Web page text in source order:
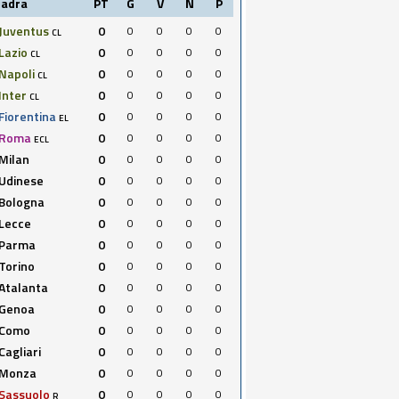
Juventus CL 0 0 0 0
0
Lazio CL 0 0 0 0
0
Napoli CL 0 0 0 0
0
Inter CL 0 0 0 0
0
Fiorentina EL 0 0 0 0
0
Roma ECL 0 0 0 0
0
Milan 0 0 0 0
0
Udinese 0 0 0 0
0
Bologna 0 0 0 0
0
Lecce 0 0 0 0
0
Parma 0 0 0 0
0
Torino 0 0 0 0
0
0 0 0 0
0
Genoa 0 0 0 0
0
Como 0 0 0 0
0
Cagliari 0 0 0 0
0
Monza 0 0 0 0
0
Sassuolo R 0 0 0 0 0